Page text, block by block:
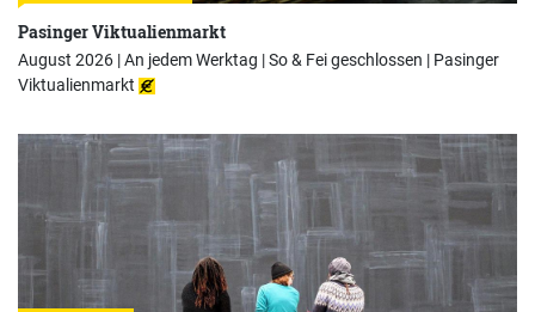
Pasinger Viktualienmarkt
August 2026 | An jedem Werktag | So & Fei geschlossen | Pasinger
Viktualienmarkt